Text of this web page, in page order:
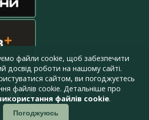
файли cookie, щоб забезпечити
досвід роботи на нашому сайті.
сайтом, ви погоджуєтесь
файлів cookie. Детальніше про
файлів cookie.
Погоджуюсь